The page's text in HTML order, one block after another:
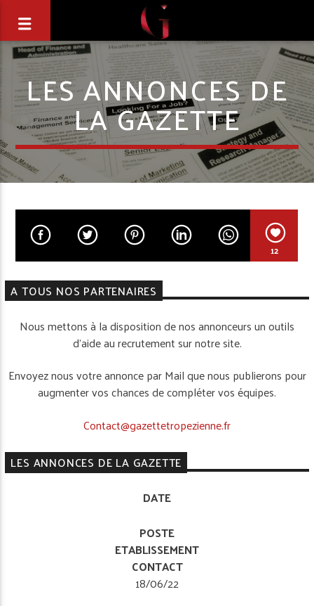
LES ANNONCES DE
LA GAZETTE
12
A TOUS NOS PARTENAIRES
Nous mettons à la disposition de nos annonceurs un outils
d’aide au recrutement sur notre site.
Envoyez nous votre annonce par Mail que nous publierons pour
augmenter vos chances de compléter vos équipes.
Contact@gazettetropezienne.fr
LES ANNONCES DE LA GAZETTE
DATE
POSTE
ETABLISSEMENT
CONTACT
18/06/22